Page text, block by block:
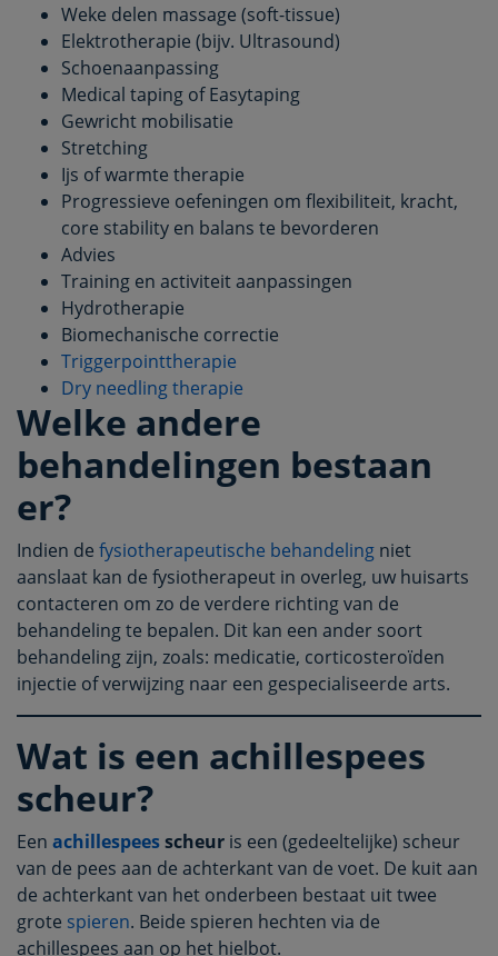
Weke delen massage (soft-tissue)
Elektrotherapie (bijv. Ultrasound)
Schoenaanpassing
Medical taping of Easytaping
Gewricht mobilisatie
Stretching
Ijs of warmte therapie
Progressieve oefeningen om flexibiliteit, kracht,
core stability en balans te bevorderen
Advies
Training en activiteit aanpassingen
Hydrotherapie
Biomechanische correctie
Triggerpointtherapie
Dry needling therapie
Welke andere
behandelingen bestaan
er?
Indien de fysiotherapeutische behandeling niet
aanslaat kan de fysiotherapeut in overleg, uw huisarts
contacteren om zo de verdere richting van de
behandeling te bepalen. Dit kan een ander soort
behandeling zijn, zoals: medicatie, corticosteroïden
injectie of verwijzing naar een gespecialiseerde arts.
Wat is een achillespees
scheur?
Een achillespeesscheur is een (gedeeltelijke) scheur
van de pees aan de achterkant van de voet. De kuit aan
de achterkant van het onderbeen bestaat uit twee
grote spieren. Beide spieren hechten via de
achillespees aan op het hielbot.